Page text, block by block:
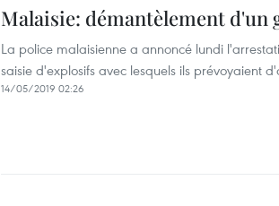
Malaisie: démantèlement d'un
La police malaisienne a annoncé lundi
saisie d'explosifs avec lesquels ils prévoyaient
14/05/2019 02:26